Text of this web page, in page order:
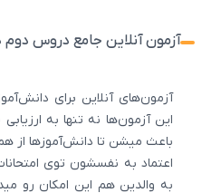
آزمون آنلاین جامع دروس
آزمون‌های آنلاین برای
این آزمون‌ها نه تنها به
باعث میشن تا دانش‌آموزها از
اعتماد به نفسشون توی
به والدین هم این امکان رو